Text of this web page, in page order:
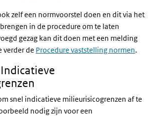
zelf een normvoorstel doen en dit via het
in de procedure om te laten
gezag kan dit doen met een melding
verder de Procedure vaststelling normen.
snel indicatieve milieurisicogrenzen af te
nodig zijn voor een